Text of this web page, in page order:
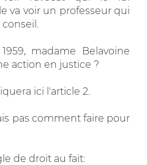
va voir un professeur qui
madame Belavoine
action en justice ?
ici l'article 2.
pas comment faire pour
de droit au fait: